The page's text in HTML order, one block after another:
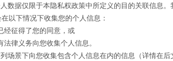
数据仅限于本隐私权政策中所定义的目的关联信息
以下情况下收集您的个人信息：
经征得了您的同意，或
法律义务向您收集个人信息。
场景下向您收集包含个人信息在内的信息（详情在后